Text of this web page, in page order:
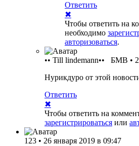
Ответить
✖
Чтобы ответить на
необходимо
авторизоваться.
•• Till lindemann•• БМВ •
Нурикдуро от этой
Ответить
✖
Чтобы ответить на
зарегистрироваться или
123 • 26 января 2019 в 09:47